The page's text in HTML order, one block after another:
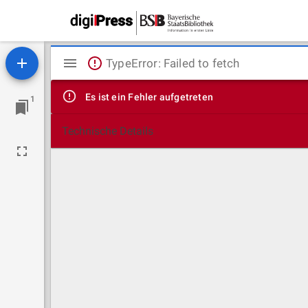
1
Mirador
Viewer
TypeError: Failed to fetch
Es ist ein Fehler aufgetreten
Technische Details